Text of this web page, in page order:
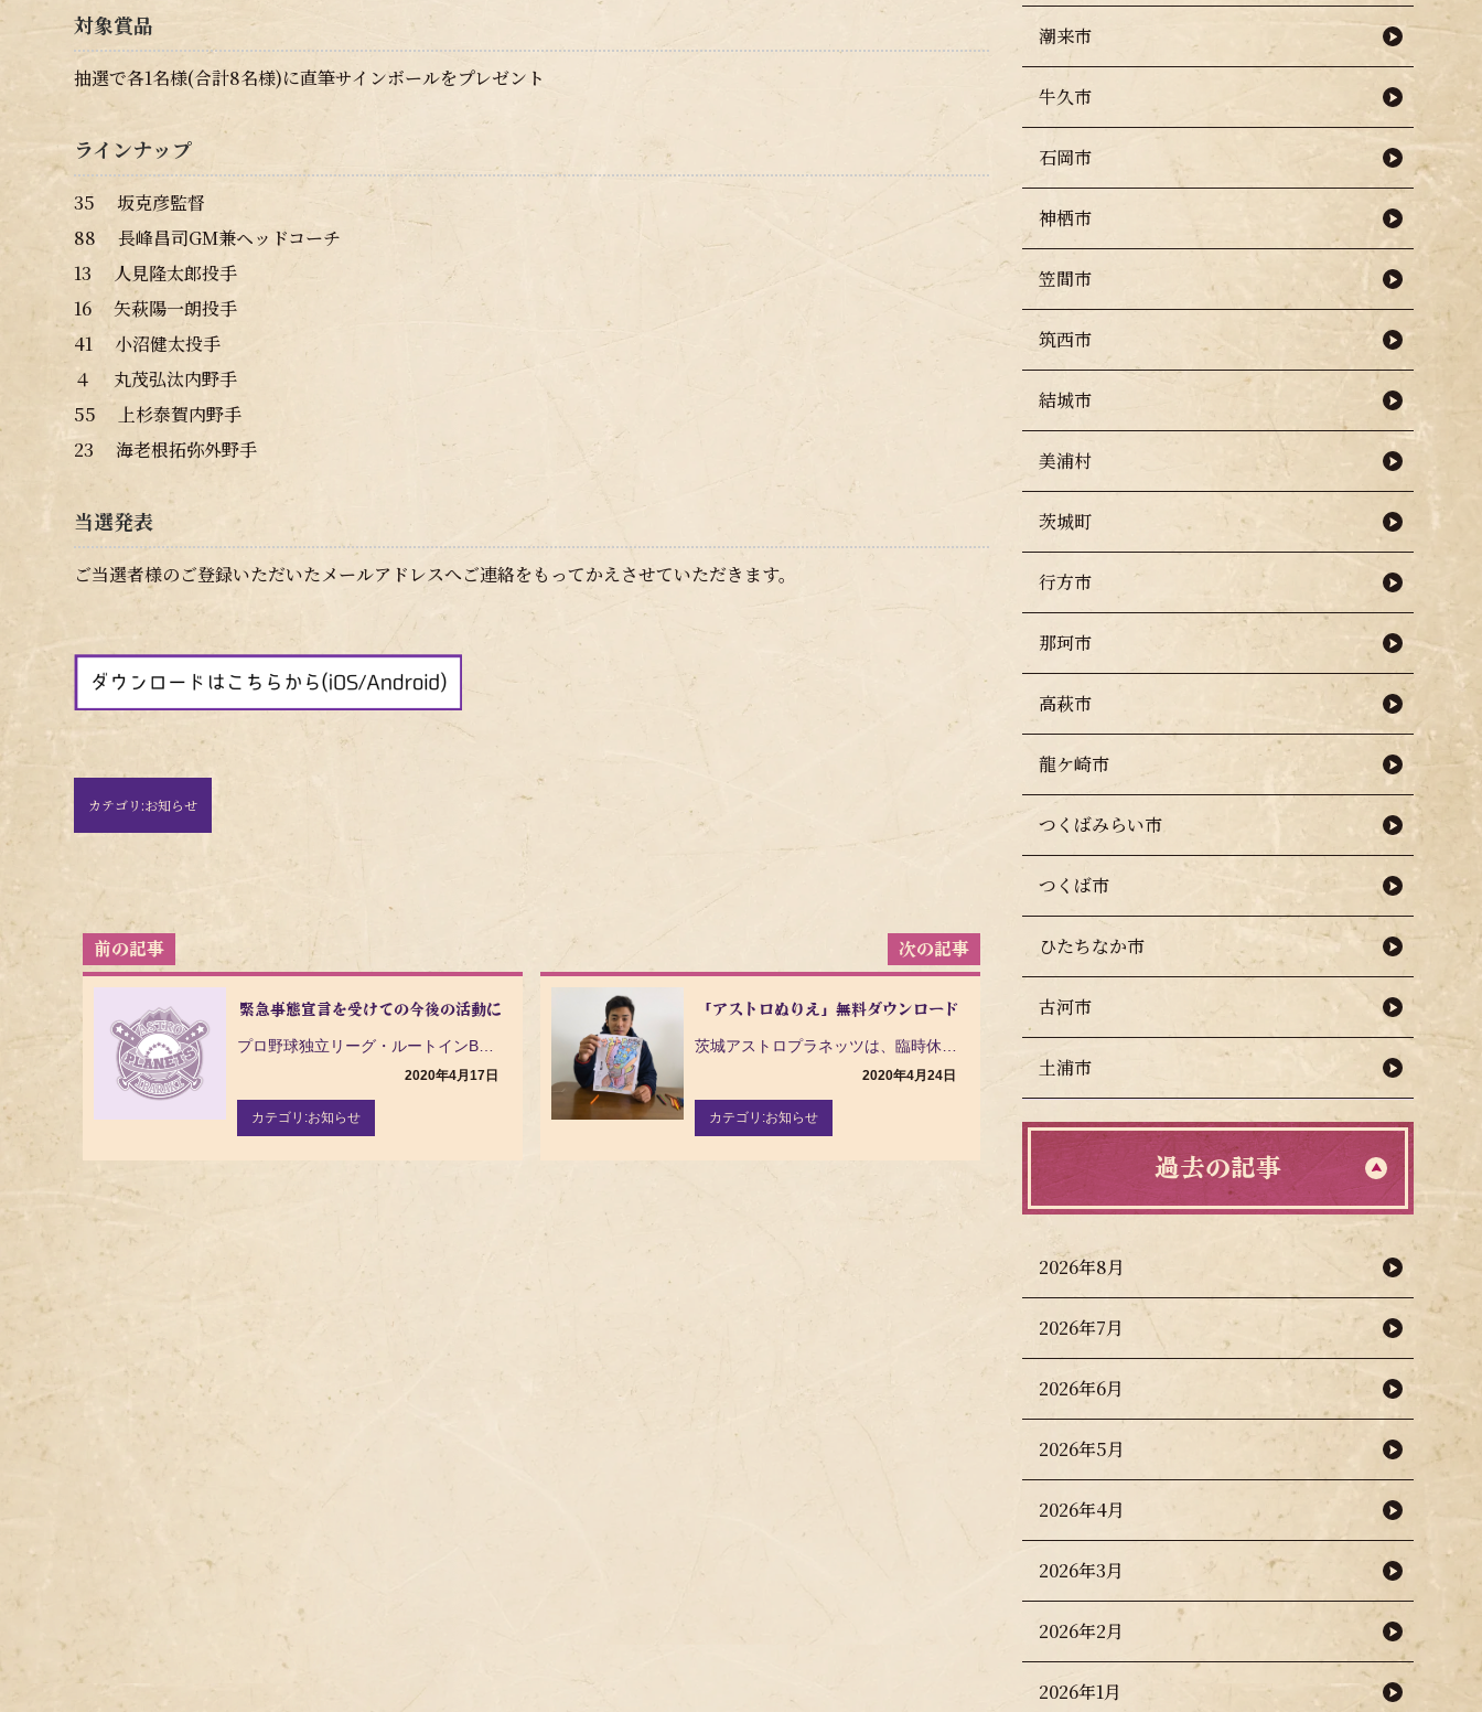
対象賞品
抽選で各1名様(合計8名様)に直筆サインボールをプレゼント
ラインナップ
35 坂克彦監督
88 長峰昌司GM兼ヘッドコーチ
13 人見隆太郎投手
16 矢萩陽一朗投手
41 小沼健太投手
４ 丸茂弘汰内野手
55 上杉泰賀内野手
23 海老根拓弥外野手
当選発表
ご当選者様のご登録いただいたメールアドレスへご連絡をもってかえさせていただきます。
カテゴリ:お知らせ
投
稿
ナ
緊急事態宣言を受けての今後の活動について
2020年4月17日
カテゴリ:お知らせ
「アストロぬりえ」無料ダウンロード配布！
2020年4月24日
カテゴリ:お知らせ
潮来市
牛久市
石岡市
神栖市
笠間市
筑西市
結城市
美浦村
茨城町
行方市
那珂市
高萩市
龍ケ崎市
つくばみらい市
つくば市
ひたちなか市
古河市
土浦市
過去の記事
2026年8月
2026年7月
2026年6月
2026年5月
2026年4月
2026年3月
2026年2月
2026年1月